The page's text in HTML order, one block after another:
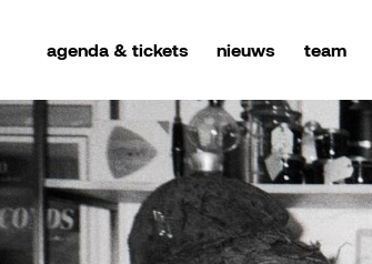
agenda & tickets nieuws team
& tickets